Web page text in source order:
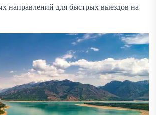
направлений для быстрых выездов на